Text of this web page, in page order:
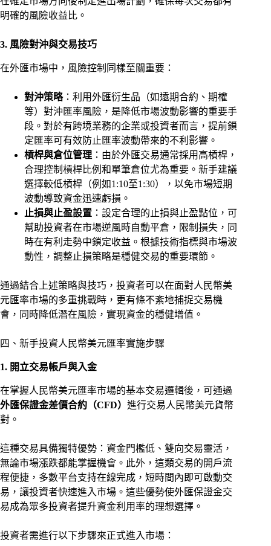
明確的風險收益比。
3. 風險對沖與交易技巧
在外匯市場中，風險控制同樣至關重要：
對沖策略：利用外匯衍生品（如遠期合約、期權
等）對沖匯率風險，是降低市場波動影響的重要手
段。對於有跨境業務的企業或投資者而言，提前鎖
定匯率可有效防止匯率波動帶來的不利影響。
槓桿與倉位管理 ：由於外匯交易通常採用高槓桿，
合理控制槓桿比例和單筆倉位尤為重要。新手建議
選擇較低槓桿（例如1:10至1:30），以免市場短期
波動導致資金迅速虧損。
止損與止盈設置 ：設定合理的止損與止盈點位，可
幫助投資者在市場逆風時自動平倉，限制損失，同
時在有利走勢中鎖定收益。根據技術指標與市場波
動性，調整止損策略是穩健交易的重要環節。
通過結合上述策略與技巧，投資者可以在面對人民幣美
元匯率市場的多重挑戰時，更有條不紊地捕捉交易機
會，同時降低潛在風險，實現資金的穩健增值。
四、新手投資人民幣美元匯率實施步驟
1. 開立交易帳戶與入金
在掌握人民幣美元匯率市場的基本交易邏輯後，可通過
外匯保證金差價合約（CFD） 進行交易人民幣美元貨幣
對。
這種交易具備獨特優勢：資金門檻低、雙向交易靈活，
無論市場漲跌都能掌握機會。此外，這類交易的開戶流
程便捷，多數平台支持在線完成，短時間內即可啟動交
易，讓投資者快速進入市場。這些優勢使外匯保證金交
易成為眾多投資者提升資金利用率的理想選擇。
投資者需進行以下步驟來正式進入市場：